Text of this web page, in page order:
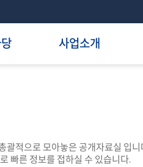
사업소개
적으로 모아놓은 공개자료실 입
빠른 정보를 접하실 수 있습니다.